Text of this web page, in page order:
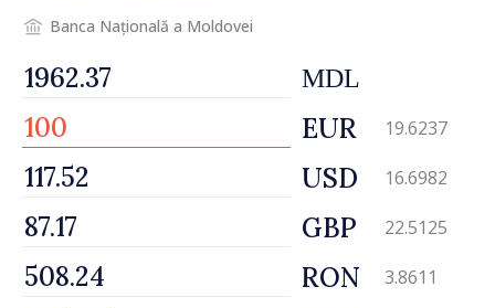
Banca Națională a Moldovei
MDL
EUR 19.6237
USD 16.6982
GBP 22.5125
RON 3.8611